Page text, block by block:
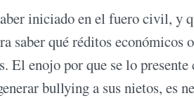
iniciado en el fuero civil, y
saber qué réditos
El enojo por que se lo
bullying a sus nietos, es